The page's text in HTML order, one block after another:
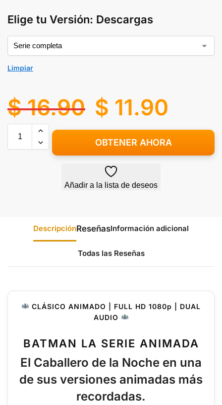
Elige tu Versión: Descargas
Limpiar
$16.90 $ 11.90
OBTENER AHORA
Añadir a la lista de deseos
Descripción Información adicional
Todas las Reseñas
CLÁSICO ANIMADO | FULL HD 1080p | DUAL
AUDIO
BATMAN LA SERIE ANIMADA
El Caballero de la Noche en una
de sus versiones animadas más
recordadas.